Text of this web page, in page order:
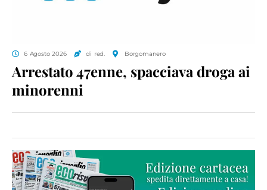
6 Agosto 2026 di red. Borgomanero
Arrestato 47enne, spacciava droga ai
minorenni